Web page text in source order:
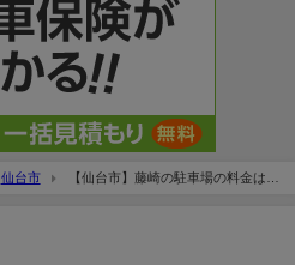
仙台市
【仙台市】藤崎の駐車場の料金は？